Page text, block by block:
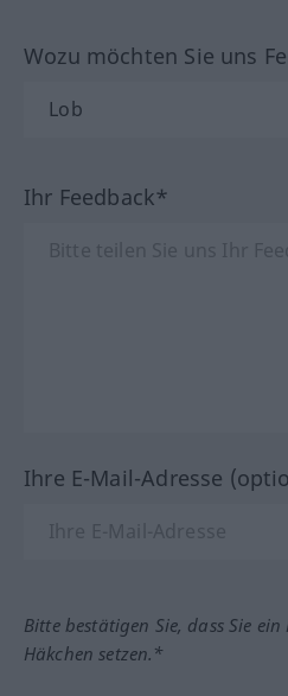
Wozu möchten Sie uns
Ihr Feedback*
Ihre E-Mail-Adresse
Bitte bestätigen Sie, dass Sie
Häkchen setzen.*